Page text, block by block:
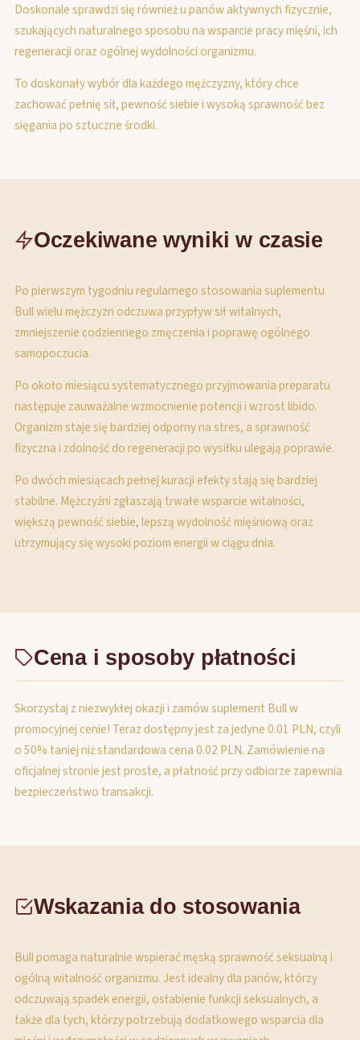
Doskonale sprawdzi się również u panów aktywnych fizycznie,
szukających naturalnego sposobu na wsparcie pracy mięśni, ich
regeneracji oraz ogólnej wydolności organizmu.
To doskonały wybór dla każdego mężczyzny, który chce
zachować pełnię sił, pewność siebie i wysoką sprawność bez
sięgania po sztuczne środki.
Oczekiwane wyniki w czasie
Po pierwszym tygodniu regularnego stosowania suplementu
Bull wielu mężczyzn odczuwa przypływ sił witalnych,
zmniejszenie codziennego zmęczenia i poprawę ogólnego
samopoczucia.
Po około miesiącu systematycznego przyjmowania preparatu
następuje zauważalne wzmocnienie potencji i wzrost libido.
Organizm staje się bardziej odporny na stres, a sprawność
fizyczna i zdolność do regeneracji po wysiłku ulegają poprawie.
Po dwóch miesiącach pełnej kuracji efekty stają się bardziej
stabilne. Mężczyźni zgłaszają trwałe wsparcie witalności,
większą pewność siebie, lepszą wydolność mięśniową oraz
utrzymujący się wysoki poziom energii w ciągu dnia.
Cena i sposoby płatności
Skorzystaj z niezwykłej okazji i zamów suplement Bull w
promocyjnej cenie! Teraz dostępny jest za jedyne 0.01 PLN, czyli
o 50% taniej niż standardowa cena 0.02 PLN. Zamówienie na
oficjalnej stronie jest proste, a płatność przy odbiorze zapewnia
bezpieczeństwo transakcji.
Wskazania do stosowania
Bull pomaga naturalnie wspierać męską sprawność seksualną i
ogólną witalność organizmu. Jest idealny dla panów, którzy
odczuwają spadek energii, osłabienie funkcji seksualnych, a
także dla tych, którzy potrzebują dodatkowego wsparcia dla